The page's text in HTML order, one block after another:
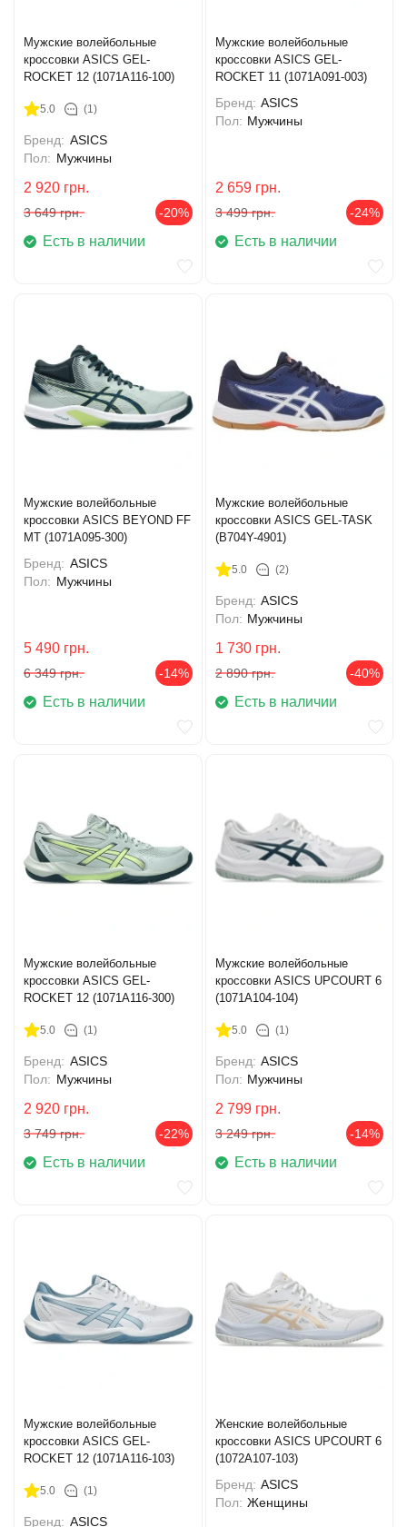
Мужские волейбольные
кроссовки ASICS GEL-
ROCKET 12 (1071A116-100)
5.0 (1)
Бренд: ASICS
Пол: Мужчины
2 920 грн.
3 649 грн. -20%
Есть в наличии
Мужские волейбольные
кроссовки ASICS GEL-
ROCKET 11 (1071A091-003)
Бренд: ASICS
Пол: Мужчины
2 659 грн.
3 499 грн. -24%
Есть в наличии
Мужские волейбольные
кроссовки ASICS BEYOND FF
MT (1071A095-300)
Бренд: ASICS
Пол: Мужчины
5 490 грн.
6 349 грн. -14%
Есть в наличии
Мужские волейбольные
кроссовки ASICS GEL-TASK
(B704Y-4901)
5.0 (2)
Бренд: ASICS
Пол: Мужчины
1 730 грн.
2 890 грн. -40%
Есть в наличии
Мужские волейбольные
кроссовки ASICS GEL-
ROCKET 12 (1071A116-300)
5.0 (1)
Бренд: ASICS
Пол: Мужчины
2 920 грн.
3 749 грн. -22%
Есть в наличии
Мужские волейбольные
кроссовки ASICS UPCOURT 6
(1071A104-104)
5.0 (1)
Бренд: ASICS
Пол: Мужчины
2 799 грн.
3 249 грн. -14%
Есть в наличии
Мужские волейбольные
кроссовки ASICS GEL-
ROCKET 12 (1071A116-103)
5.0 (1)
Бренд: ASICS
Женские волейбольные
кроссовки ASICS UPCOURT 6
(1072A107-103)
Бренд: ASICS
Пол: Женщины